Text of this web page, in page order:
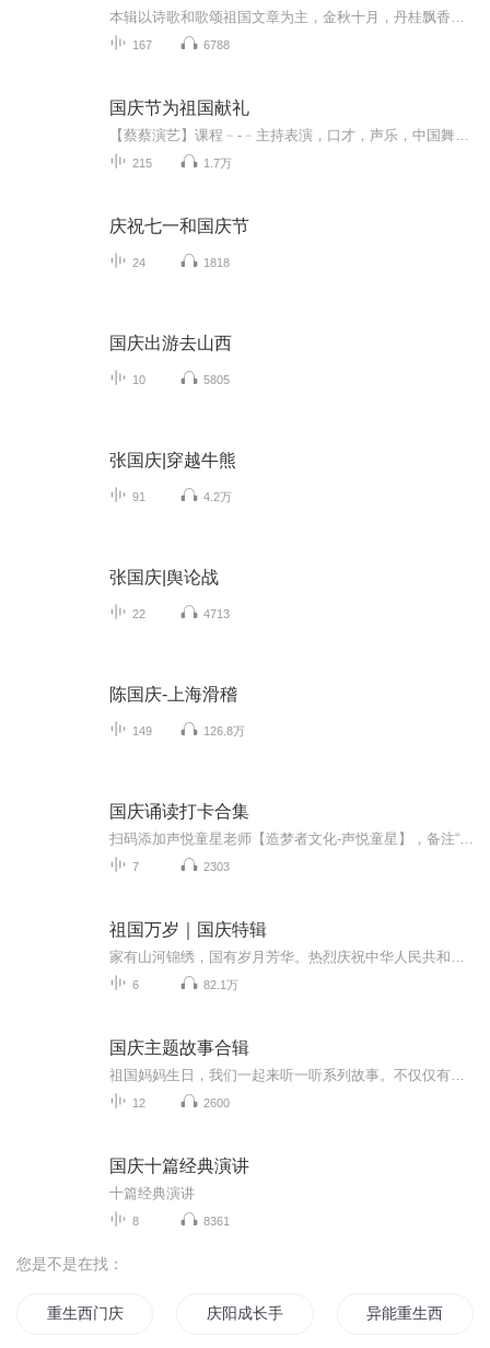
167 6788
国庆节为祖国献礼
215 1.7万
庆祝七一和国庆节
24 1818
国庆出游去山西
10 5805
张国庆|穿越牛熊
91 4.2万
张国庆|舆论战
22 4713
陈国庆-上海滑稽
149 126.8万
国庆诵读打卡合集
7 2303
祖国万岁｜国庆特辑
6 82.1万
国庆主题故事合辑
12 2600
国庆十篇经典演讲
十篇经典演讲
8 8361
您是不是在找：
重生西门庆 庆阳成长手札 异能重生西门庆